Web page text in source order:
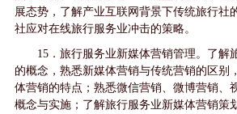
展态势，了解产业互联网背景下传统旅行社
社应对在线旅行服务业冲击的策略。
15．旅行服务业新媒体营销管理。了解
的概念，熟悉新媒体营销与传统营销的区别
体营销的特点；熟悉微信营销、微博营销、
概念与实施；了解旅行服务业新媒体营销策